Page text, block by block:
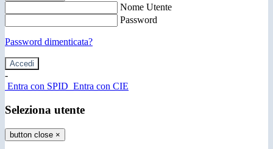
Nome Utente
Password
Password dimenticata?
-
Entra con SPID Entra con CIE
Seleziona utente
button close ×